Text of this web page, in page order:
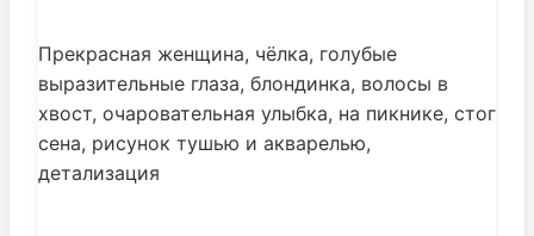
Прекрасная женщина, чёлка, голубые
выразительные глаза, блондинка, волосы в
хвост, очаровательная улыбка, на пикнике, стог
сена, рисунок тушью и акварелью,
детализация